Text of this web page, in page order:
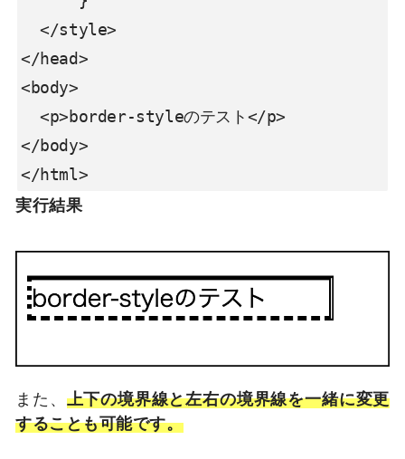
  </style>
</head>
<body>
  <p>border-styleのテスト</p>
</body>
</html>
実行結果
また、 上下の境界線と左右の境界線を一緒に変更
することも可能です。